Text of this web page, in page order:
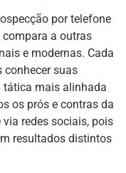
por telefone
compara a outras
e modernas. Cada
conhecer suas
tática mais alinhada
os prós e contras da
redes sociais, pois
resultados distintos